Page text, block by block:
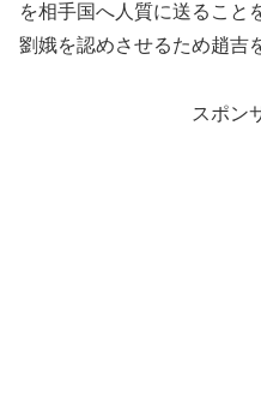
を相手国へ人質に送ること
劉娥を認めさせるため趙吉
スポン